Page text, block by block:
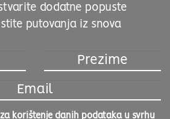
dodatne popuste
putovanja iz snova
korištenje danih podataka u svrhu